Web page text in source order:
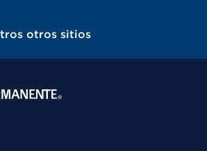
otros sitios